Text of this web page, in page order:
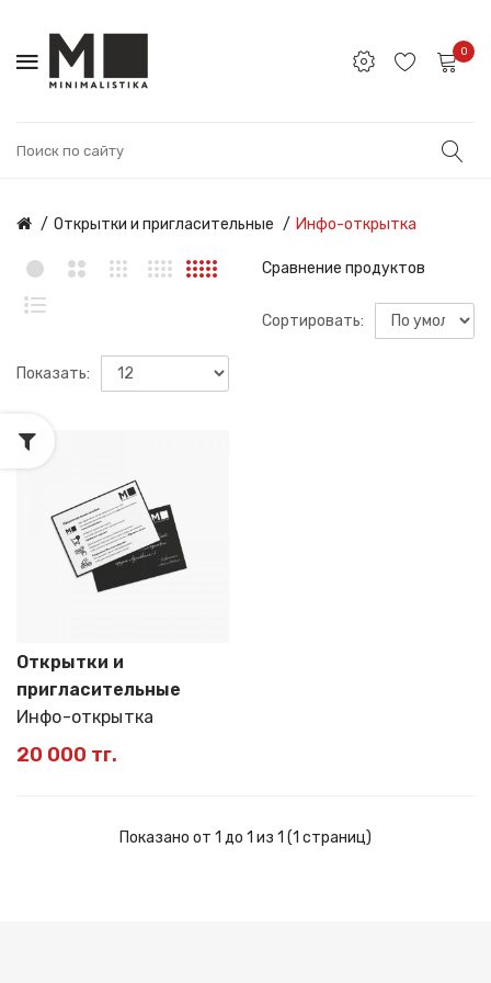
0
Открытки и пригласительные Инфо-открытка
Сравнение продуктов
Сортировать:
Показать:
Открытки и
пригласительные
Инфо-открытка
20 000 тг.
Показано от 1 до 1 из 1 (1 страниц)